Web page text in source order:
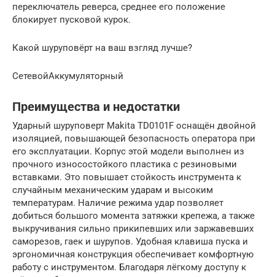
переключатель реверса, среднее его положение
блокирует пусковой курок.
Какой шуруповёрт на ваш взгляд лучше?
СетевойАккумуляторный
Преимущества и недостатки
Ударный шуруповерт Makita TD0101F оснащён двойной
изоляцией, повышающей безопасность оператора при
его эксплуатации. Корпус этой модели выполнен из
прочного износостойкого пластика с резиновыми
вставками. Это повышает стойкость инструмента к
случайным механическим ударам и высоким
температурам. Наличие режима удар позволяет
добиться большого момента затяжки крепежа, а также
выкручивания сильно прикипевших или заржавевших
саморезов, гаек и шурупов. Удобная клавиша пуска и
эргономичная конструкция обеспечивает комфортную
работу с инструментом. Благодаря лёгкому доступу к